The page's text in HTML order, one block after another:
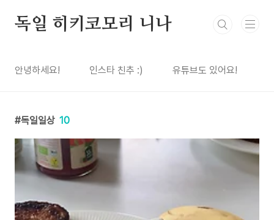
독일 히키코모리 니나
안녕하세요! 인스타 친추 :) 유튜브도 있어요!
독일일상 10